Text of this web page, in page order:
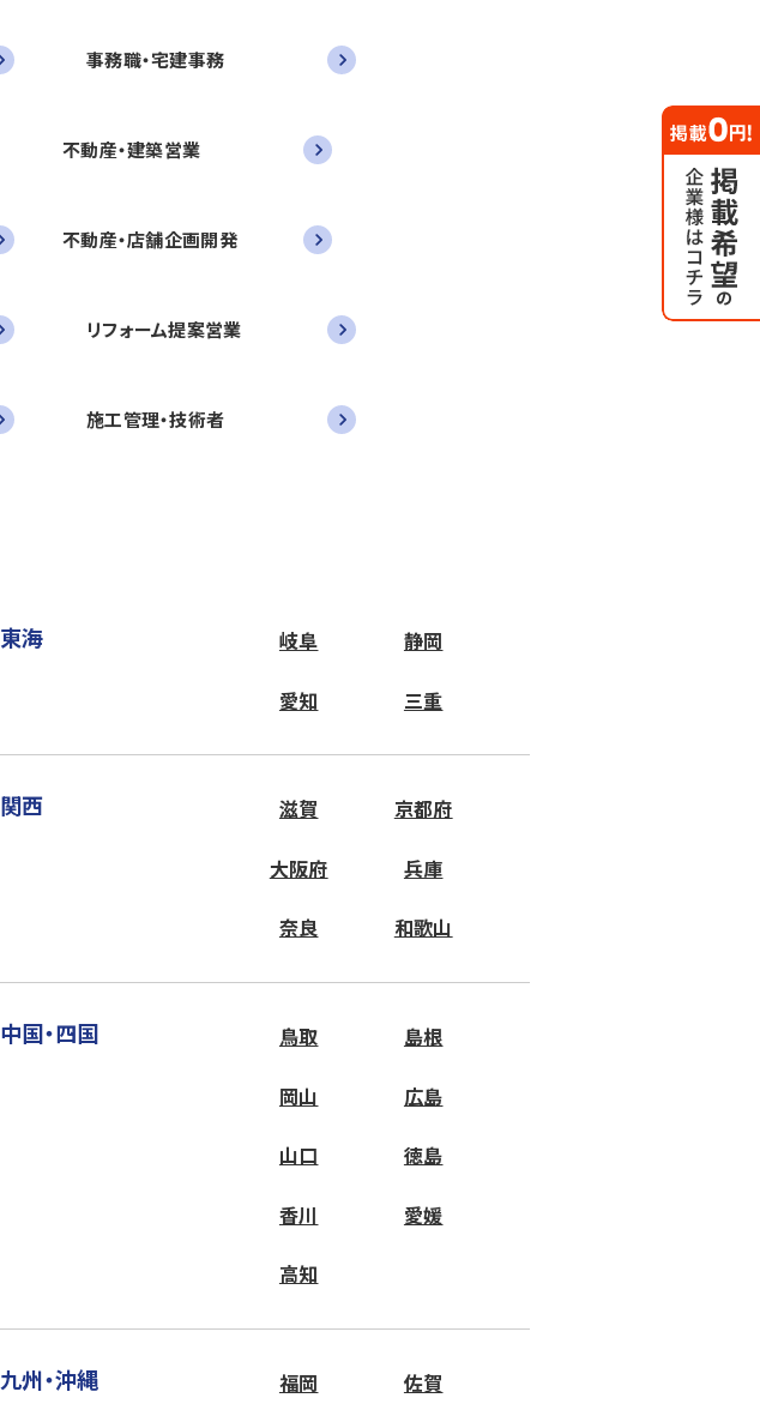
事務職・宅建事務
不動産・建築営業
不動産・店舗企画開発
リフォーム提案営業
施工管理・技術者
東海 岐阜 静岡
愛知 三重
関西 滋賀 京都府
大阪府 兵庫
奈良 和歌山
中国・四国 鳥取 島根
岡山 広島
山口 徳島
香川 愛媛
高知
九州・沖縄 福岡 佐賀